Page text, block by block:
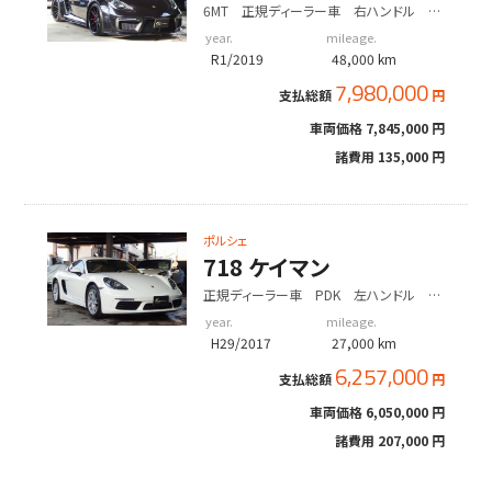
6MT 正規ディーラー車 右ハンドル
year.
R1/2019
mileage.
48,000 km
支払総額 7,980,000 円
車両価格 7,845,000 円
諸費用 135,000 円
ポルシェ
718 ケイマン
正規ディーラー車 PDK 左ハンドル 正
year.
H29/2017
mileage.
27,000 km
支払総額 6,257,000 円
車両価格 6,050,000 円
諸費用 207,000 円